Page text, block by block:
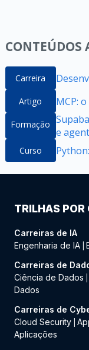
CONTEÚDOS
Carreira
Artigo MCP:
Formação
e
Curso
TRILHAS POR
Carreiras de IA
Engenharia de IA
Carreiras de
Ciência de Dados
Dados
Carreiras de
Cloud Security
Aplicações